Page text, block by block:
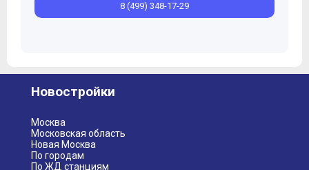
8 (499) 348-17-29
Новостройки
Москва
Московская область
Новая Москва
По городам
По ЖД станциям